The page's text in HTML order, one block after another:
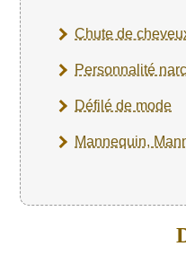
Chute de
Personnalité
Défilé de mode
Mannequin,